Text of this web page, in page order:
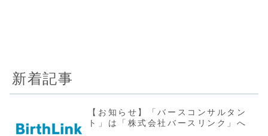
新着記事
【お知らせ】「バースコンサルタン
ト」は「株式会社バースリンク」へ